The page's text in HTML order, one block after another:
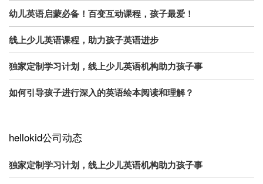
幼儿英语启蒙必备！百变互动课程，孩子最爱！
线上少儿英语课程，助力孩子英语进步
独家定制学习计划，线上少儿英语机构助力孩子事
如何引导孩子进行深入的英语绘本阅读和理解？
hellokid公司动态
独家定制学习计划，线上少儿英语机构助力孩子事